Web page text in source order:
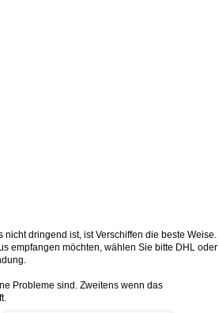
dringend ist, ist Verschiffen die beste Weise.
empfangen möchten, wählen Sie bitte DHL oder
Probleme sind. Zweitens wenn das